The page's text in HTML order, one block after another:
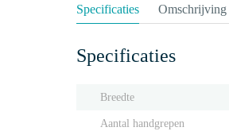
Specificaties Omschrijving
Specificaties
Breedte
Aantal handgrepen